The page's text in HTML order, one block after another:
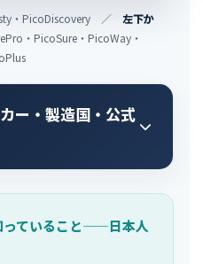
・PicoDiscovery ／ 左下か
・PicoSure・PicoWay・
ー・製造国・公式
っていること——日本人